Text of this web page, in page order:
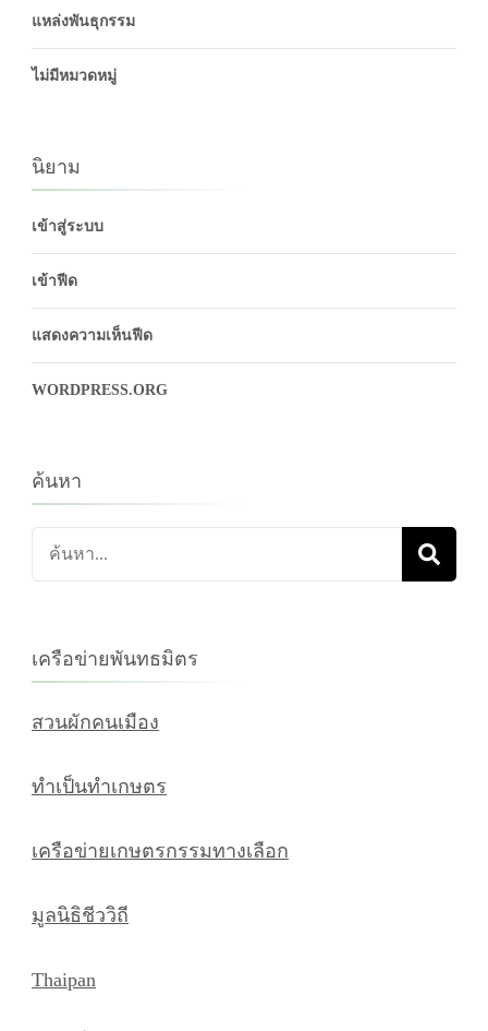
แหล่งพันธุกรรม
ไม่มีหมวดหมู่
นิยาม
เข้าสู่ระบบ
เข้าฟีด
แสดงความเห็นฟีด
WORDPRESS.ORG
ค้นหา
ค้นหา
เกี่ยว
เครือข่ายพันทธมิตร
สวนผักคนเมือง
ทำเป็นทำเกษตร
เครือข่ายเกษตรกรรมทางเลือก
มูลนิธิชีววิถี
Thaipan